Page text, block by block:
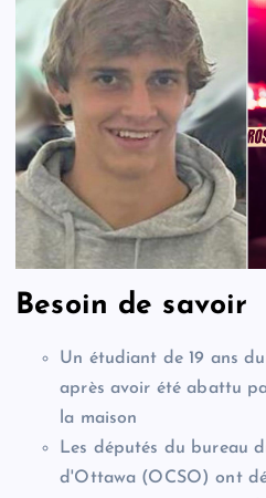
Besoin de savoir
Un étudiant de 19 ans
après avoir été abattu
la maison
Les députés du bureau
d'Ottawa (OCSO) ont